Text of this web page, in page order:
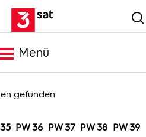
Menü
gefunden
PW 36 PW 37 PW 38 PW 39